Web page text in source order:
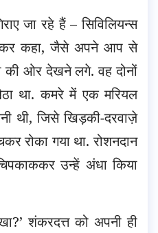
जा रहे हैं – सिविलियन्स
कहा, जैसे अपने आप से
की ओर देखने लगे. वह दोनों
था. कमरे में एक मरियल
थी, जिसे खिड़की-दरवाज़े
रोका गया था. रोशनदान
उन्हें अंधा किया
शंकरदत्त को अपनी ही